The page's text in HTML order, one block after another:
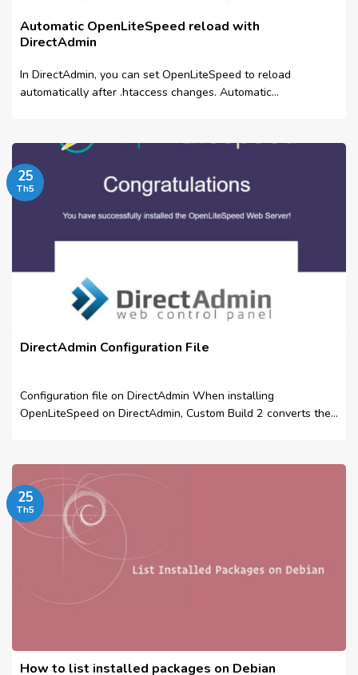
Automatic OpenLiteSpeed ​​reload with
DirectAdmin
In DirectAdmin, you can set OpenLiteSpeed ​​to reload
automatically after .htaccess changes. Automatic
DirectAdmin Configuration File
Configuration file on DirectAdmin When installing
OpenLiteSpeed ​​on DirectAdmin, Custom Build 2 converts the
25
Th5
How to list installed packages on Debian
25
Th5